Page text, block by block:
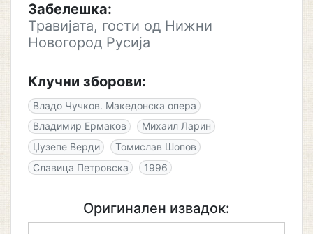
Забелешка:
Травијата, гости од Нижни
Новогород Русија
Клучни зборови:
Владо Чучков. Македонска опера
Владимир Ермаков
Михаил Ларин
Џузепе Верди
Томислав Шопов
Славица Петровска
1996
Оригинален извадок: